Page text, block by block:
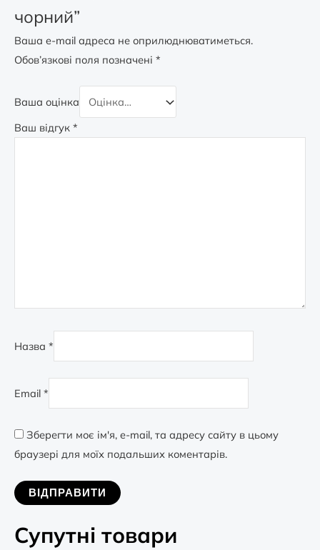
чорний”
Ваша e-mail адреса не оприлюднюватиметься.
Обов’язкові поля позначені *
Ваша оцінка
Ваш відгук *
Назва *
Email *
Зберегти моє ім'я, e-mail, та адресу сайту в цьому
браузері для моїх подальших коментарів.
Супутні товари